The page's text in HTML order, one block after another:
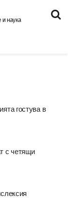
и наука
гостува в
с четящи